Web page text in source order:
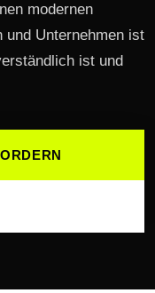
modernen
und Unternehmen ist
ist und